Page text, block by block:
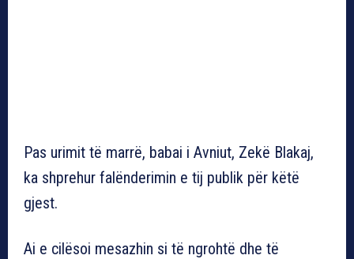
Pas urimit të marrë, babai i Avniut, Zekë Blakaj,
ka shprehur falënderimin e tij publik për këtë
gjest.
Ai e cilësoi mesazhin si të ngrohtë dhe të